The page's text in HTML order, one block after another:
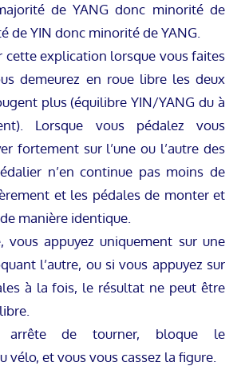
de YANG donc minorité de
de YIN donc minorité de YANG.
cette explication lorsque vous faites
demeurez en roue libre les deux
plus (équilibre YIN/YANG du à
Lorsque vous pédalez vous
fortement sur l’une ou l’autre des
n’en continue pas moins de
et les pédales de monter et
manière identique.
vous appuyez uniquement sur une
l’autre, ou si vous appuyez sur
à la fois, le résultat ne peut être
arrête de tourner, bloque le
vélo, et vous vous cassez la figure.